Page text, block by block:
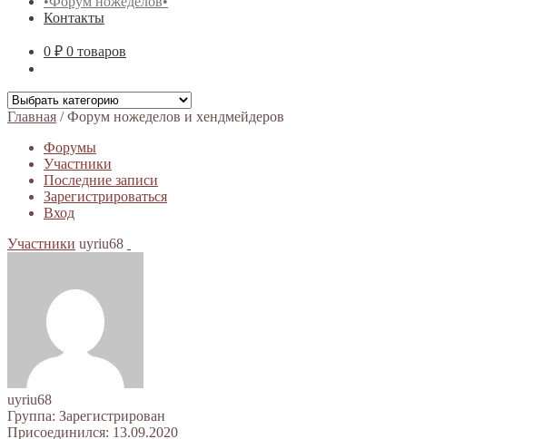
Контакты
0 ₽ 0 товаров
Главная /Форум ножеделов и хендмейдеров
Форумы
Участники
Последние записи
Зарегистрироваться
Вход
Участники uyriu68
uyriu68
Группа: Зарегистрирован
Присоединился: 13.09.2020